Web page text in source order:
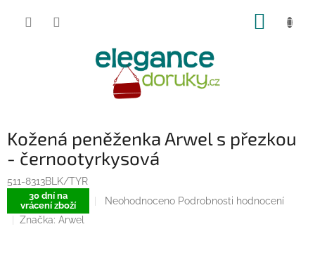
Kožená peněženka Arwel s přezkou
- černootyrkysová
511-8313BLK/TYR
30 dní na
vrácení zboží
Průměrné
Neohodnoceno Podrobnosti hodnocení
Značka: Arwel